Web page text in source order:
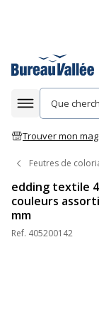
Afficher la
Trouver mon
Feutres de
edding textile
couleurs
mm
Ref. 405200142